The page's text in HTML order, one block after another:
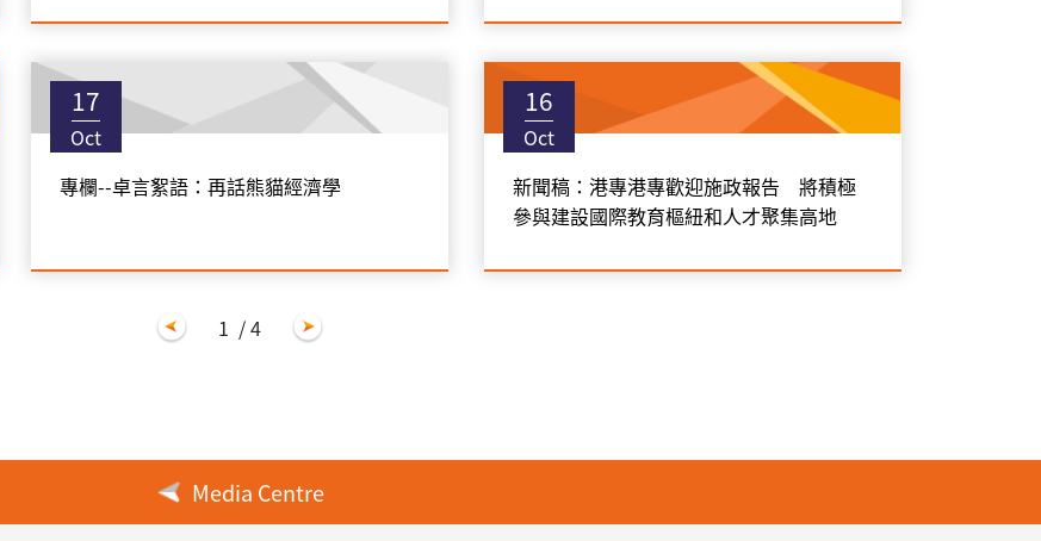
17
Oct
專欄--卓言絮語：再話熊貓經濟學
16
Oct
新聞稿：港專港專歡迎施政報告 將積極
參與建設國際教育樞紐和人才聚集高地
1 / 4
Media Centre